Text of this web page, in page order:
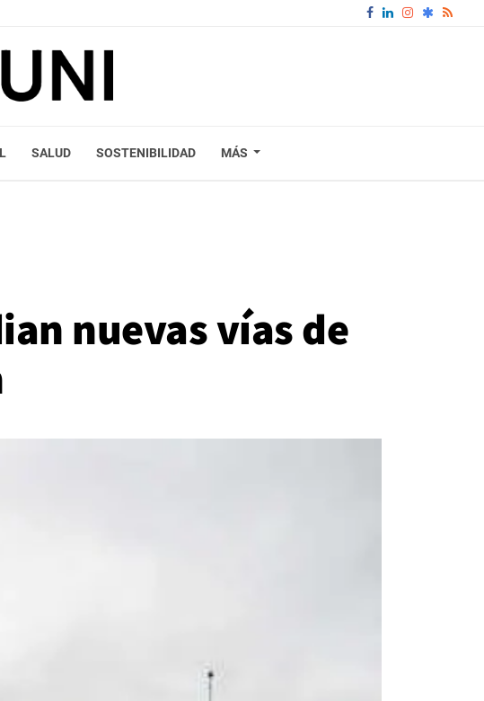
SALUD SOSTENIBILIDAD MÁS
nuevas vías de